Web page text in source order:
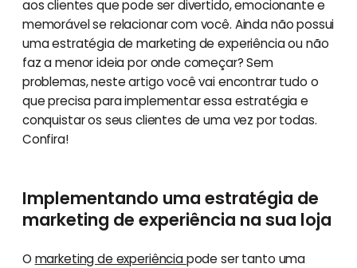
aos clientes que pode ser divertido, emocionante e
memorável se relacionar com você. Ainda não possui
uma estratégia de marketing de experiência ou não
faz a menor ideia por onde começar? Sem
problemas, neste artigo você vai encontrar tudo o
que precisa para implementar essa estratégia e
conquistar os seus clientes de uma vez por todas.
Confira!
Implementando uma estratégia de
marketing de experiência na sua loja
O marketing de experiênciapode ser tanto uma